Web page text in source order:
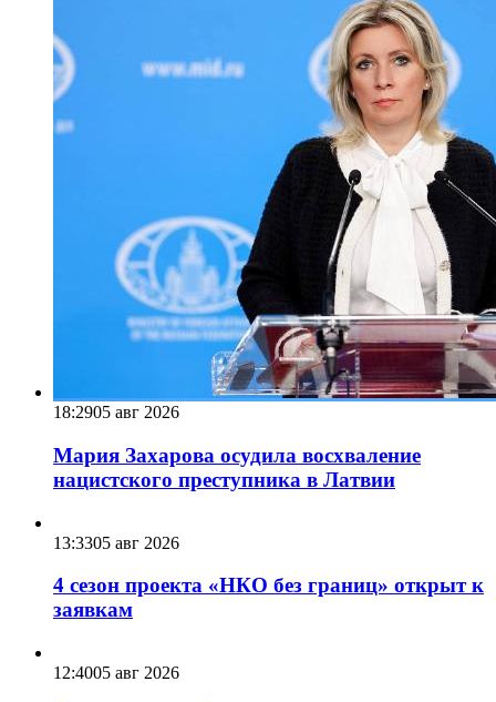
18:2905 авг 2026
Мария Захарова осудила восхваление
нацистского преступника в Латвии
13:3305 авг 2026
4 сезон проекта «НКО без границ» открыт к
заявкам
12:4005 авг 2026